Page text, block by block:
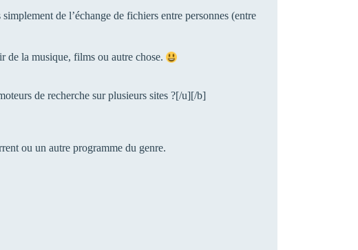
de l’échange de fichiers entre personnes (entre
de la musique, films ou autre chose.
de recherche sur plusieurs sites ?[/u][/b]
ou un autre programme du genre.